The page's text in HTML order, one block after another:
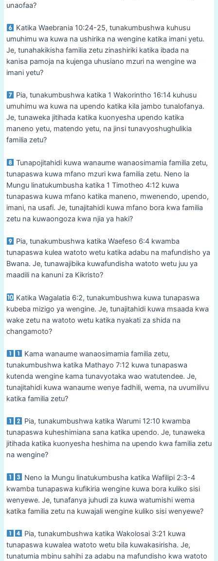
unaofaa?
Katika Waebrania 10:24-25, tunakumbushwa kuhusu
umuhimu wa kuwa na ushirika na wengine katika imani yetu.
Je, tunahakikisha familia zetu zinashiriki katika ibada na
kanisa pamoja na kujenga uhusiano mzuri na wengine wa
imani yetu?
Pia, tunakumbushwa katika 1 Wakorintho 16:14 kuhusu
umuhimu wa kuwa na upendo katika kila jambo tunalofanya.
Je, tunaweka jitihada katika kuonyesha upendo katika
maneno yetu, matendo yetu, na jinsi tunavyoshughulikia
familia zetu?
Tunapojitahidi kuwa wanaume wanaosimamia familia zetu,
tunapaswa kuwa mfano mzuri kwa familia zetu. Neno la
Mungu linatukumbusha katika 1 Timotheo 4:12 kuwa
tunapaswa kuwa mfano katika maneno, mwenendo, upendo,
imani, na usafi. Je, tunajitahidi kuwa mfano bora kwa familia
zetu na kuwaongoza kwa njia ya haki?
Pia, tunakumbushwa katika Waefeso 6:4 kwamba
tunapaswa kulea watoto wetu katika adabu na mafundisho ya
Bwana. Je, tunawajibika kuwafundisha watoto wetu juu ya
maadili na kanuni za Kikristo?
Katika Wagalatia 6:2, tunakumbushwa kuwa tunapaswa
kubeba mizigo ya wengine. Je, tunajitahidi kuwa msaada kwa
wake zetu na watoto wetu katika nyakati za shida na
changamoto?
Kama wanaume wanaosimamia familia zetu,
tunakumbushwa katika Mathayo 7:12 kuwa tunapaswa
kutenda wengine kama tunavyotaka wao watutendee. Je,
tunajitahidi kuwa wanaume wenye fadhili, wema, na uvumilivu
katika familia zetu?
Pia, tunakumbushwa katika Warumi 12:10 kwamba
tunapaswa kuheshimiana sana katika upendo. Je, tunaweka
jitihada katika kuonyesha heshima na upendo kwa familia zetu
na wengine?
Neno la Mungu linatukumbusha katika Wafilipi 2:3-4
kwamba tunapaswa kufikiria wengine kuwa bora kuliko sisi
wenyewe. Je, tunafanya juhudi za kuwa watumishi wema
katika familia zetu na kuwajali wengine kuliko sisi wenyewe?
Pia, tunakumbushwa katika Wakolosai 3:21 kuwa
tunapaswa kuwalea watoto wetu bila kuwakasirisha. Je,
tunatumia mbinu sahihi za adabu na mafundisho kwa watoto